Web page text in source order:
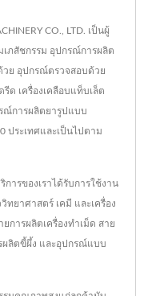
CO., LTD. เป็นผู้
ภสัชกรรม อุปกรณ์การผลิต
วย อุปกรณ์ตรวจสอบด้วย
รีด เครื่องเคลือบแท็บเล็ต
ณ์การผลิตยารูปแบบ
ประเทศและเป็นไปตาม
ารของเราได้รับการใช้งาน
ทยาศาสตร์ เคมี และเครื่อง
การผลิตเครื่องทำเม็ด สาย
ผลิตขี้ผึ้ง และอุปกรณ์แบบ